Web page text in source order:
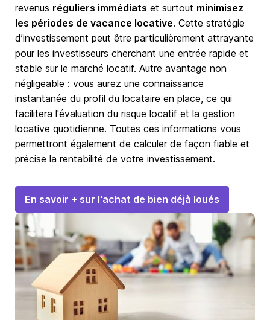
revenus réguliers immédiats et surtout minimisez
les périodes de vacance locative. Cette stratégie
d’investissement peut être particulièrement attrayante
pour les investisseurs cherchant une entrée rapide et
stable sur le marché locatif. Autre avantage non
négligeable : vous aurez une connaissance
instantanée du profil du locataire en place, ce qui
facilitera l'évaluation du risque locatif et la gestion
locative quotidienne. Toutes ces informations vous
permettront également de calculer de façon fiable et
précise la rentabilité de votre investissement.
En savoir + sur l'achat de bien déjà loués